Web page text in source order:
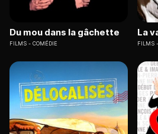
Du mou dans la gâchette
FILMS COMÉDIE
La
FILMS